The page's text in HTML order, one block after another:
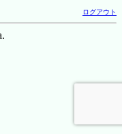
ログアウト